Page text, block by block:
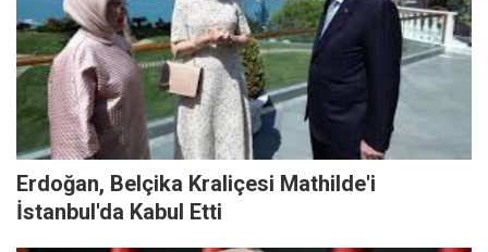
Erdoğan, Belçika Kraliçesi Mathilde'i
İstanbul'da Kabul Etti